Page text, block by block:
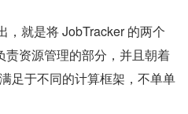
，就是将 JobTracker 的两个
责资源管理的部分，并且朝着
足于不同的计算框架，不单单